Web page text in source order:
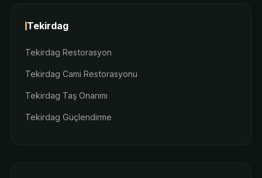
Tekirdag
Tekirdag Restorasyon
Tekirdag Cami Restorasyonu
Tekirdag Taş Onarımı
Tekirdag Güçlendirme